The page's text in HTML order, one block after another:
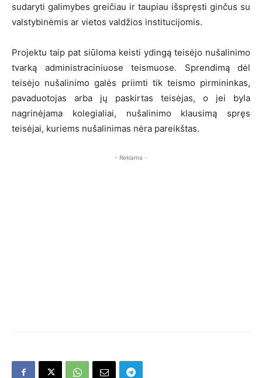
sudaryti galimybes greičiau ir taupiau išspręsti ginčus su
valstybinėmis ar vietos valdžios institucijomis.
Projektu taip pat siūloma keisti ydingą teisėjo nušalinimo
tvarką administraciniuose teismuose. Sprendimą dėl
teisėjo nušalinimo galės priimti tik teismo pirmininkas,
pavaduotojas arba jų paskirtas teisėjas, o jei byla
nagrinėjama kolegialiai, nušalinimo klausimą spręs
teisėjai, kuriems nušalinimas nėra pareikštas.
- Reklama -